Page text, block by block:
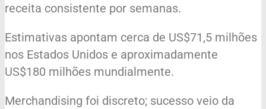
receita consistente por semanas.
Estimativas apontam cerca de US$71,5 milhões
nos Estados Unidos e aproximadamente
US$180 milhões mundialmente.
Merchandising foi discreto; sucesso veio da